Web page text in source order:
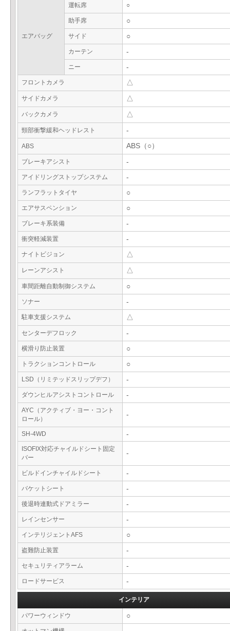
エアバッグ
運転席 ○
助手席 ○
サイド ○
カーテン -
ニー -
フロントカメラ △
サイドカメラ △
バックカメラ △
頸部衝撃緩和ヘッドレスト -
ABS ABS（○）
ブレーキアシスト -
アイドリングストップシステム -
ランフラットタイヤ ○
エアサスペンション ○
ブレーキ系装備 -
衝突軽減装置 -
ナイトビジョン △
レーンアシスト △
車間距離自動制御システム ○
ソナー -
駐車支援システム △
センターデフロック -
横滑り防止装置 ○
トラクションコントロール ○
LSD（リミテッドスリップデフ） -
ダウンヒルアシストコントロール -
AYC（アクティブ・ヨー・コント
ロール）
-
SH-4WD -
ISOFIX対応チャイルドシート固定
バー
-
ビルドインチャイルドシート -
バケットシート -
後退時連動式ドアミラー -
レインセンサー -
インテリジェントAFS ○
盗難防止装置 -
セキュリティアラーム -
ロードサービス -
インテリア
パワーウィンドウ ○